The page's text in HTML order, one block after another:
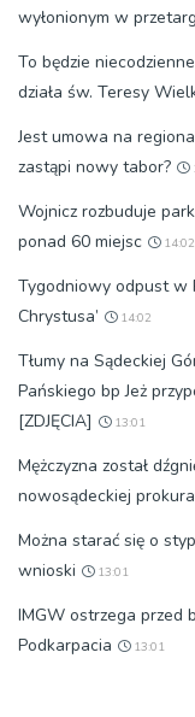
wyłonionym w
To będzie
działa św. Teresy
Jest umowa na
zastąpi nowy tabor?
Wojnicz rozbuduje
ponad 60 miejsc
14:02
Tygodniowy odpust w
Chrystusa’
14:02
Tłumy na Sądeckiej
Pańskiego bp Jeż
[ZDJĘCIA]
13:01
Mężczyzna został
nowosądeckiej
Można starać się o
wnioski
13:01
IMGW ostrzega przed
Podkarpacia
13:01